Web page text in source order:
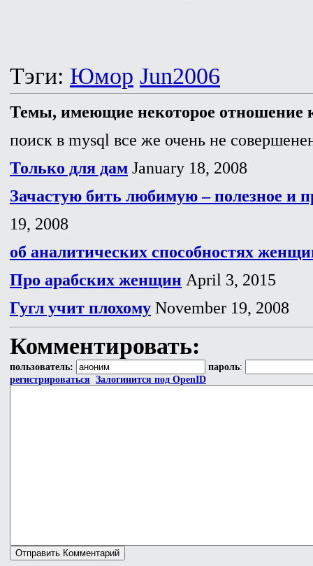
Тэги: Юмор Jun2006
Темы, имеющие некоторое отношение
поиск в mysql все же очень не
Только для дам January 18, 2008
Зачастую бить любимую – полезное и
19, 2008
об аналитических способностях
Про арабских женщин April 3, 2015
Гугл учит плохому November 19, 2008
Комментировать:
пользователь: пароль:
регистрироваться Залогинится под OpenID